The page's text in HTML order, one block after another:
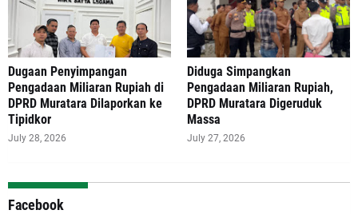
‎Dugaan Penyimpangan
Pengadaan Miliaran Rupiah di
DPRD Muratara Dilaporkan ke
Tipidkor
July 28, 2026
Diduga Simpangkan
Pengadaan Miliaran Rupiah,
DPRD Muratara Digeruduk
Massa
July 27, 2026
Facebook